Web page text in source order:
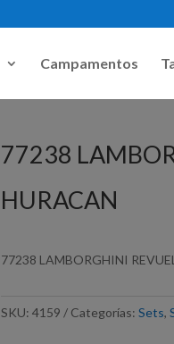
Campamentos
77238
HURACAN
77238 LAMBORGHINI
SKU: 4159 Categorías: Sets,